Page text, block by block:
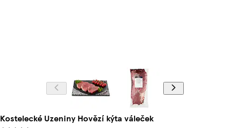
Kostelecké Uzeniny Hovězí kýta váleček